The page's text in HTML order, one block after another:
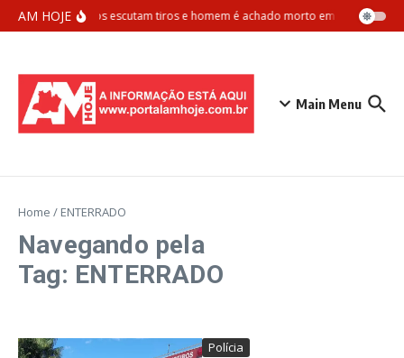
Ir para o conteúdo
AM HOJEVizinhos escutam tiros e homem é achado morto em
Main Menu
Home / ENTERRADO
Navegando pela
Tag: ENTERRADO
Polícia